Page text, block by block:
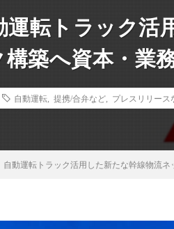
運転トラック活
築へ資本・業
自動運転 提携/合弁など プレスリリース
自動運転トラック活用した新たな幹線物流